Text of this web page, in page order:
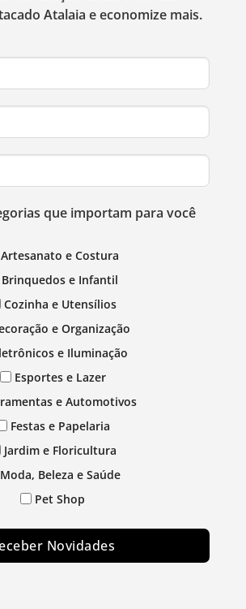
Atalaia e economize mais.
que importam para você
Artesanato e Costura
Brinquedos e Infantil
Cozinha e Utensílios
e Organização
e Iluminação
Esportes e Lazer
e Automotivos
Festas e Papelaria
Jardim e Floricultura
Moda, Beleza e Saúde
Pet Shop
Novidades